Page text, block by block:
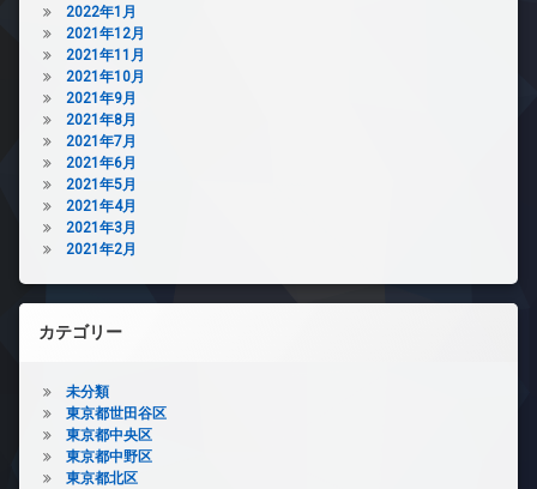
2022年1月
2021年12月
2021年11月
2021年10月
2021年9月
2021年8月
2021年7月
2021年6月
2021年5月
2021年4月
2021年3月
2021年2月
カテゴリー
未分類
東京都世田谷区
東京都中央区
東京都中野区
東京都北区